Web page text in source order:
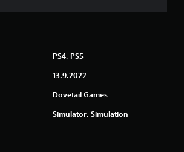
PS4, PS5
13.9.2022
Dovetail Games
Simulator, Simulation